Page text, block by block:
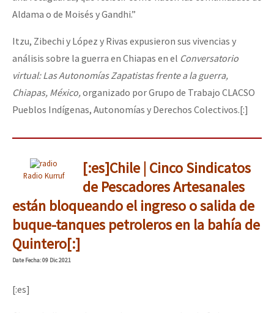
Aldama o de Moisés y Gandhi.”
Itzu, Zibechi y López y Rivas expusieron sus vivencias y
análisis sobre la guerra en Chiapas en el Conversatorio
virtual: Las Autonomías Zapatistas frente a la guerra,
Chiapas, México, organizado por Grupo de Trabajo CLACSO
Pueblos Indígenas, Autonomías y Derechos Colectivos.[:]
Radio Kurruf
[:es]Chile | Cinco Sindicatos
de Pescadores Artesanales
están bloqueando el ingreso o salida de
buque-tanques petroleros en la bahía de
Quintero[:]
DateFecha: 09 Dic 2021
[:es]